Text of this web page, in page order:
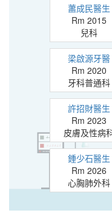
蕭成民醫生
Rm 2015
兒科
梁啟源牙醫
Rm 2020
牙科普通科
許招財醫生
Rm 2023
皮膚及性病
鍾少石醫生
Rm 2026
心胸肺外科